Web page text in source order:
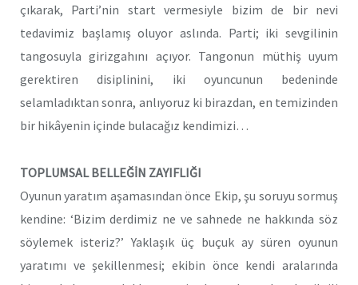
çıkarak, Parti’nin start vermesiyle bizim de bir nevi
tedavimiz başlamış oluyor aslında. Parti; iki sevgilinin
tangosuyla girizgahını açıyor. Tangonun müthiş uyum
gerektiren disiplinini, iki oyuncunun bedeninde
selamladıktan sonra, anlıyoruz ki birazdan, en temizinden
bir hikâyenin içinde bulacağız kendimizi…
TOPLUMSAL BELLEĞİN ZAYIFLIĞI
Oyunun yaratım aşamasından önce Ekip, şu soruyu sormuş
kendine: ‘Bizim derdimiz ne ve sahnede ne hakkında söz
söylemek isteriz?’ Yaklaşık üç buçuk ay süren oyunun
yaratımı ve şekillenmesi; ekibin önce kendi aralarında